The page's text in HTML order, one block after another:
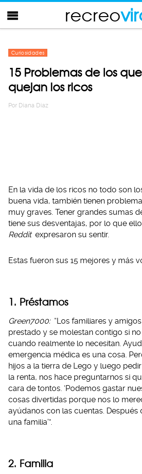
recreo
Curiosidades
15 Problemas de los
quejan los ricos
Por Diana Diaz
En la vida de los ricos no todo son
buena vida, también tienen
muy graves. Tener grandes sumas
tiene sus desventajas, por lo que
Reddit expresaron su sentir.
Estas fueron sus 15 mejores y más
1. Préstamos
Green7000: “Los familiares y
prestado y se molestan contigo si
cuando realmente lo necesitan.
emergencia médica es una cosa.
hijos a la tierra de Lego y luego
la renta, nos hace preguntarnos si
cara de tontos. ‘Podemos gastar
cosas divertidas porque nos lo
ayúdanos con las cuentas.
una familia'”.
2. Familia